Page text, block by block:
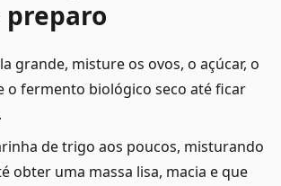
preparo
grande, misture os ovos, o açúcar, o
o fermento biológico seco até ficar
de trigo aos poucos, misturando
obter uma massa lisa, macia e que